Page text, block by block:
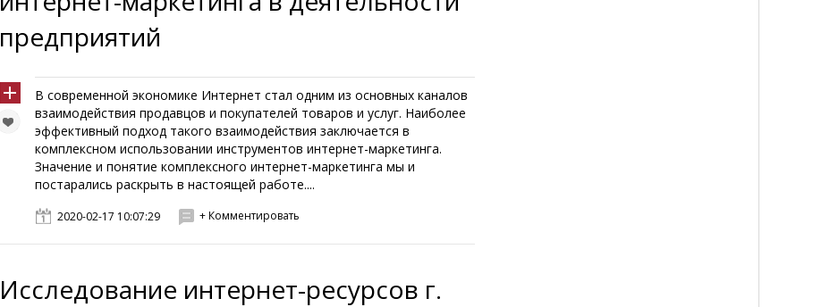
предприятий
В современной экономике Интернет стал одним из основных каналов
взаимодействия продавцов и покупателей товаров и услуг. Наиболее
эффективный подход такого взаимодействия заключается в
комплексном использовании инструментов интернет-маркетинга.
Значение и понятие комплексного интернет-маркетинга мы и
постарались раскрыть в настоящей работе....
2020-02-17 10:07:29 + Комментировать
Исследование интернет-ресурсов г.